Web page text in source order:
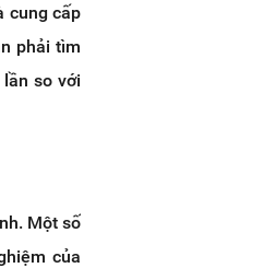
cung cấp
phải tìm
so với
Một số
của